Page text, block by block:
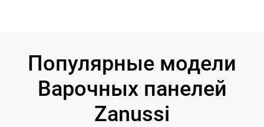
Популярные модели
Варочных панелей
Zanussi